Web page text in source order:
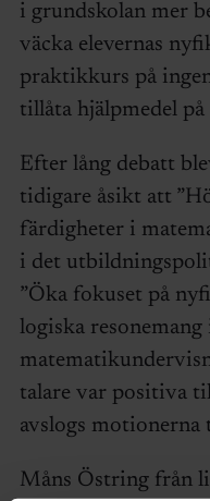
i grundskolan mer
väcka elevernas
praktikkurs på
tillåta hjälpmedel
Efter lång debatt
tidigare åsikt att
färdigheter i
i det
”Öka fokuset på
logiska
talare var positiva
avslogs motionerna
Måns Östring från